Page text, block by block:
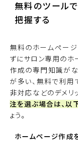
無料のツール
把握する
無料のホームペー
ずにサロン専用のホ
作成の専門知識が
が多い、無料で利用
非対応などのデメリ
注を選ぶ場合は、以
ょう。
ホームページ作成